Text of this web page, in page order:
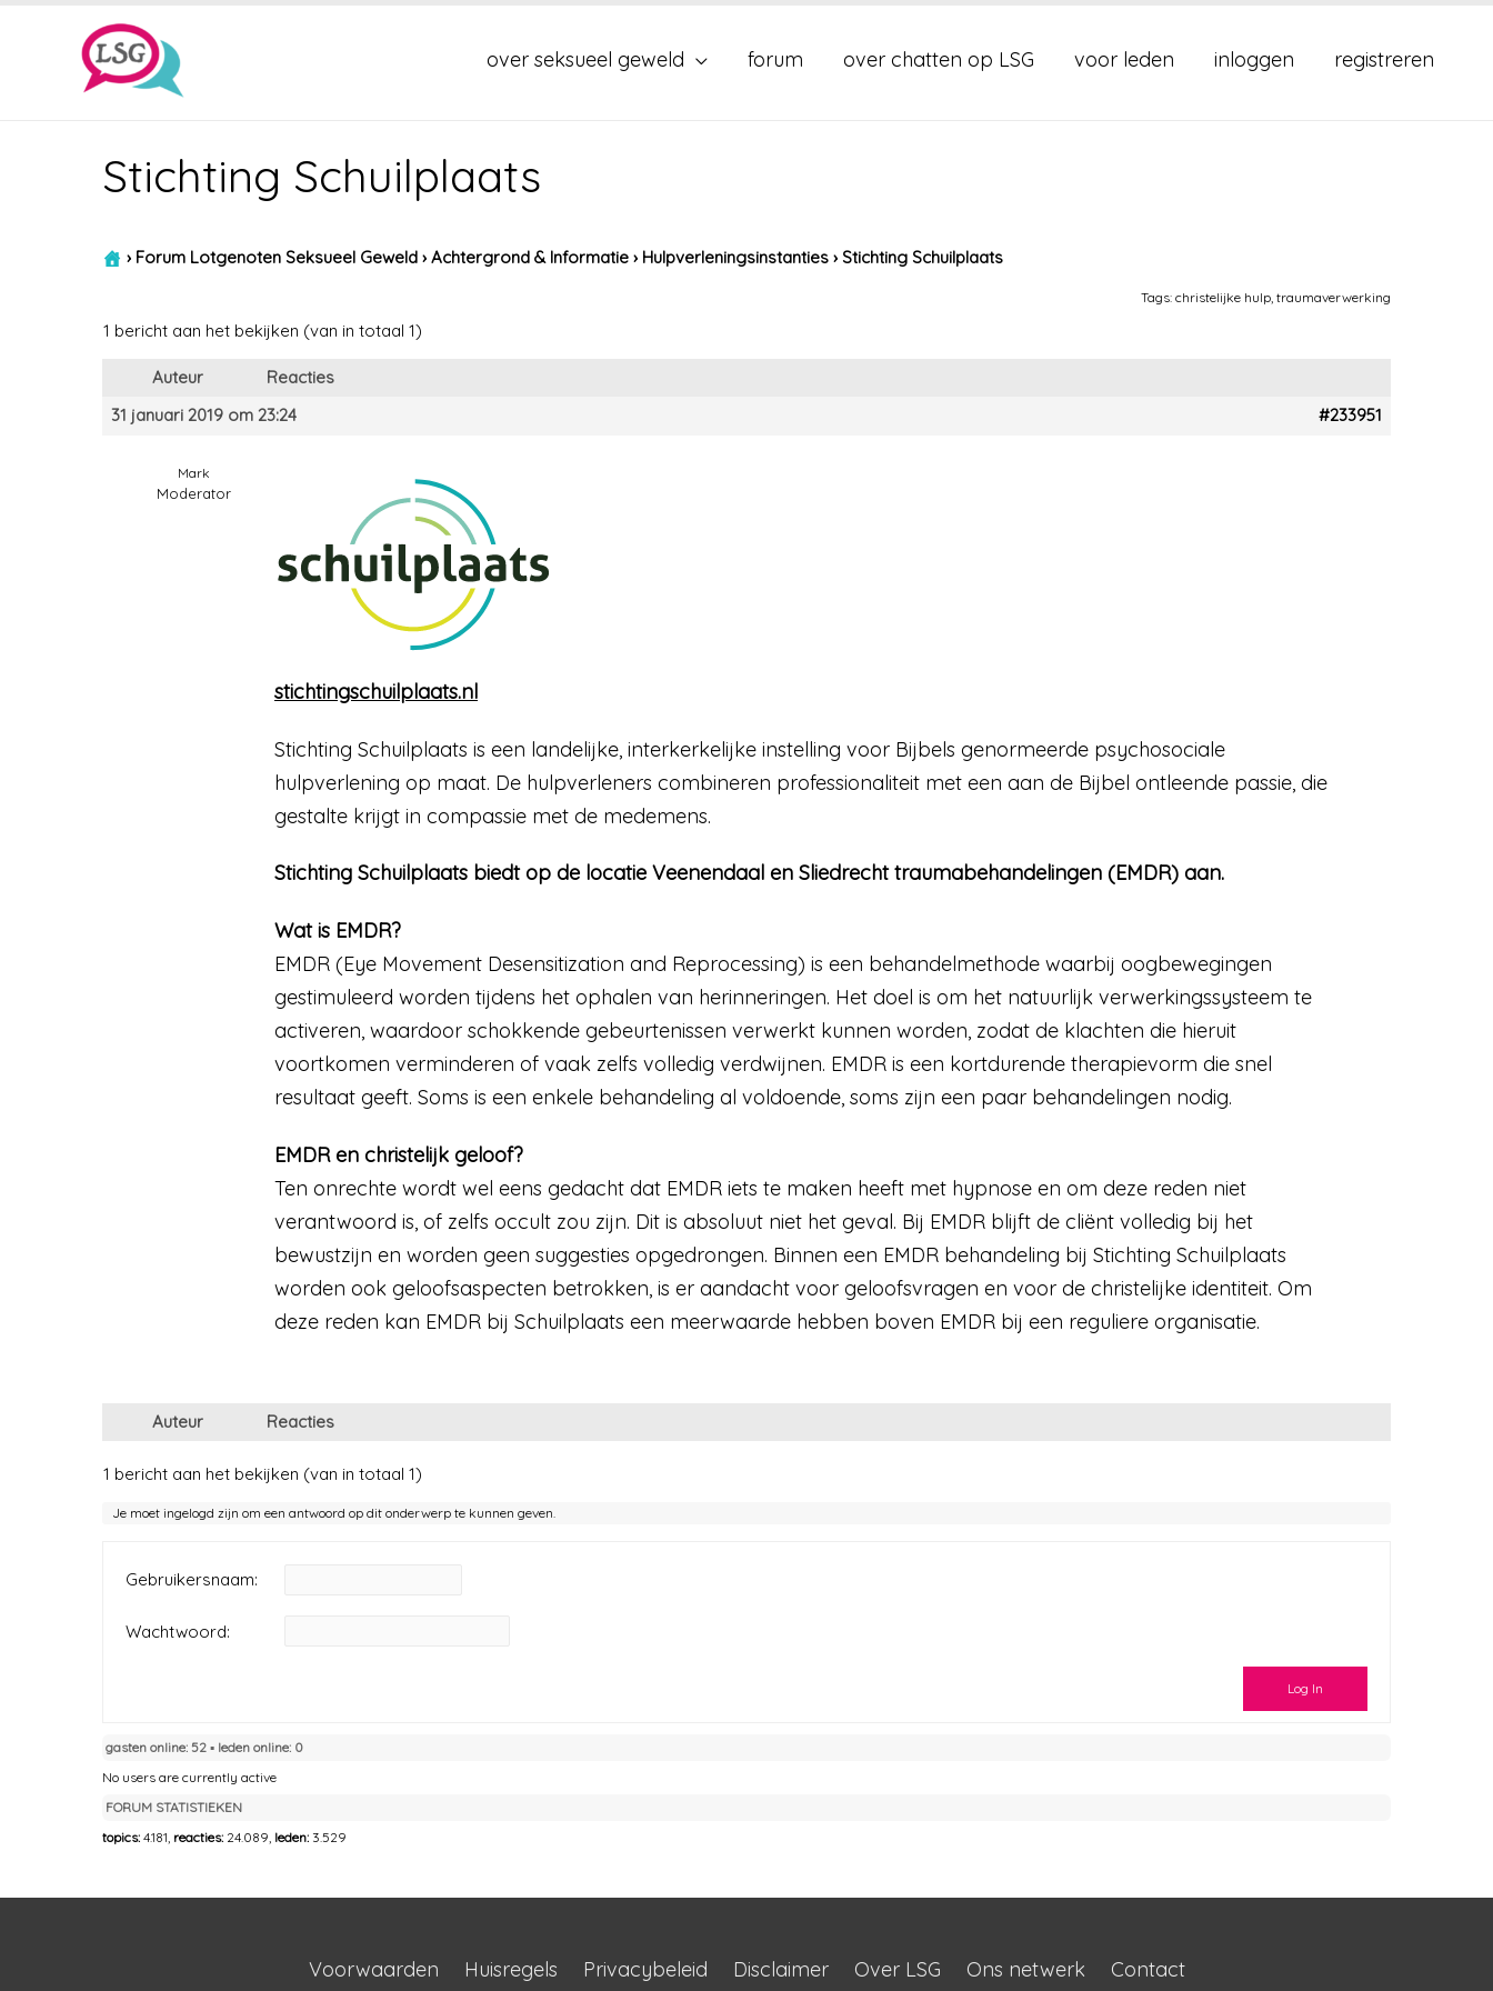
over seksueel geweld forum over chatten op LSG voor leden inloggen registreren
Stichting Schuilplaats
› Forum Lotgenoten Seksueel Geweld › Achtergrond & Informatie › Hulpverleningsinstanties › Stichting Schuilplaats
Tags: christelijke hulp, traumaverwerking
1 bericht aan het bekijken (van in totaal 1)
Auteur
Reacties
31 januari 2019 om 23:24
#233951
Mark
Moderator
stichtingschuilplaats.nl
Stichting Schuilplaats is een landelijke, interkerkelijke instelling voor Bijbels genormeerde psychosociale
hulpverlening op maat. De hulpverleners combineren professionaliteit met een aan de Bijbel ontleende passie, die
gestalte krijgt in compassie met de medemens.
Stichting Schuilplaats biedt op de locatie Veenendaal en Sliedrecht traumabehandelingen (EMDR) aan.
Wat is EMDR?
EMDR (Eye Movement Desensitization and Reprocessing) is een behandelmethode waarbij oogbewegingen
gestimuleerd worden tijdens het ophalen van herinneringen. Het doel is om het natuurlijk verwerkingssysteem te
activeren, waardoor schokkende gebeurtenissen verwerkt kunnen worden, zodat de klachten die hieruit
voortkomen verminderen of vaak zelfs volledig verdwijnen. EMDR is een kortdurende therapievorm die snel
resultaat geeft. Soms is een enkele behandeling al voldoende, soms zijn een paar behandelingen nodig.
EMDR en christelijk geloof?
Ten onrechte wordt wel eens gedacht dat EMDR iets te maken heeft met hypnose en om deze reden niet
verantwoord is, of zelfs occult zou zijn. Dit is absoluut niet het geval. Bij EMDR blijft de cliënt volledig bij het
bewustzijn en worden geen suggesties opgedrongen. Binnen een EMDR behandeling bij Stichting Schuilplaats
worden ook geloofsaspecten betrokken, is er aandacht voor geloofsvragen en voor de christelijke identiteit. Om
deze reden kan EMDR bij Schuilplaats een meerwaarde hebben boven EMDR bij een reguliere organisatie.
Auteur Reacties
1 bericht aan het bekijken (van in totaal 1)
Je moet ingelogd zijn om een antwoord op dit onderwerp te kunnen geven.
Gebruikersnaam:
Wachtwoord:
Log In
gasten online: 52 ▪︎ leden online: 0
No users are currently active
FORUM STATISTIEKEN
topics: 4.181, reacties: 24.089, leden: 3.529
Voorwaarden Huisregels Privacybeleid Disclaimer Over LSG Ons netwerk Contact